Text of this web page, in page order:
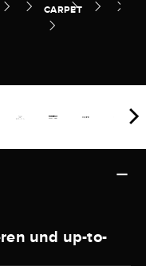
CARPET
und up-to-